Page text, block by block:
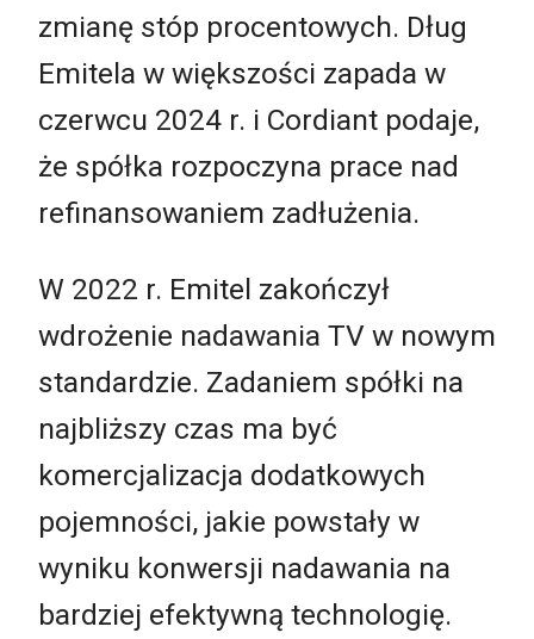
zmianę stóp procentowych. Dług
Emitela w większości zapada w
czerwcu 2024 r. i Cordiant podaje,
że spółka rozpoczyna prace nad
refinansowaniem zadłużenia.
W 2022 r. Emitel zakończył
wdrożenie nadawania TV w nowym
standardzie. Zadaniem spółki na
najbliższy czas ma być
komercjalizacja dodatkowych
pojemności, jakie powstały w
wyniku konwersji nadawania na
bardziej efektywną technologię.